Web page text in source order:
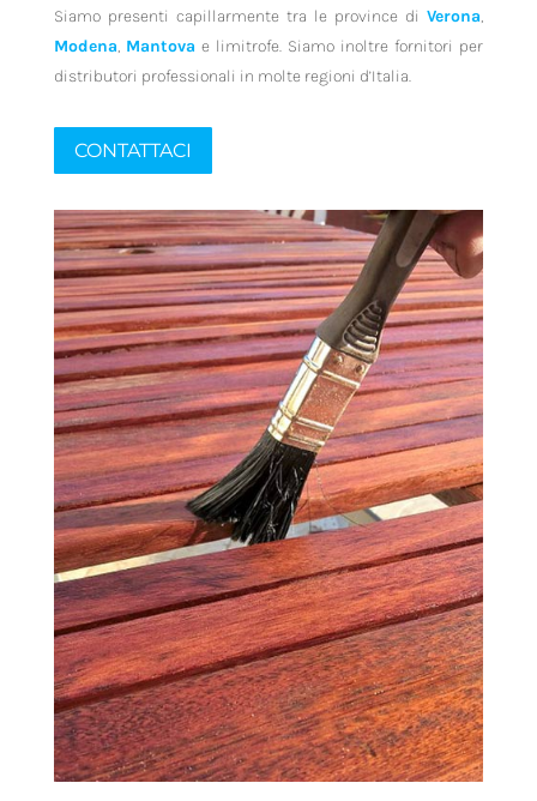
Siamo presenti capillarmente tra le province diVerona,
Modena, Mantova e limitrofe. Siamo inoltre fornitori per
distributori professionali in molte regioni d’Italia.
CONTATTACI